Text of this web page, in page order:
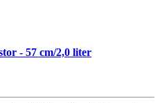
- 57 cm/2,0 liter